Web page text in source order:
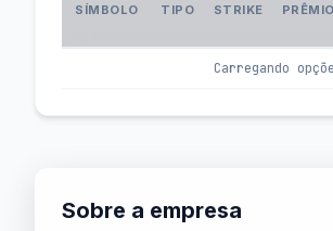
SÍMBOLO TIPO STRIKE PRÊMIO
Carregando
Sobre a empresa